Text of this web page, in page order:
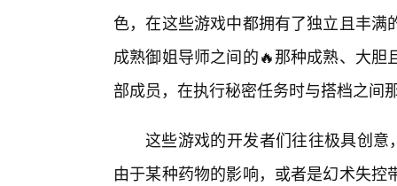
色，在这些游戏中都拥有了独立且丰
成熟御姐导师之间的🔥那种成熟、大
部成员，在执行秘密任务时与搭档之间
这些游戏的开发者们往往极具创意
由于某种药物的影响，或者是幻术失